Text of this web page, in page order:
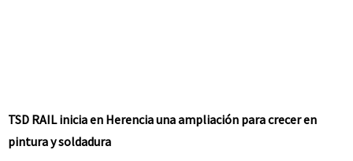
TSD RAIL inicia en Herencia una ampliación para crecer en
pintura y soldadura